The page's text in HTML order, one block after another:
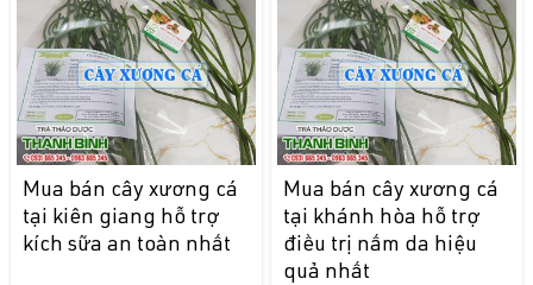
Mua bán cây xương cá
tại kiên giang hỗ trợ
kích sữa an toàn nhất
Mua bán cây xương cá
tại khánh hòa hỗ trợ
điều trị nấm da hiệu
quả nhất